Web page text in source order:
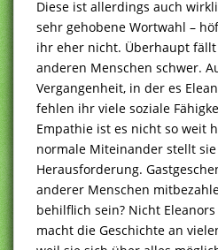
Diese ist allerdings auch
sehr gehobene Wortwahl –
ihr eher nicht. Überhaupt
anderen Menschen schwer.
Vergangenheit, in der es
fehlen ihr viele soziale
Empathie ist es nicht so weit
normale Miteinander stellt
Herausforderung.
anderer Menschen
behilflich sein? Nicht
macht die Geschichte an